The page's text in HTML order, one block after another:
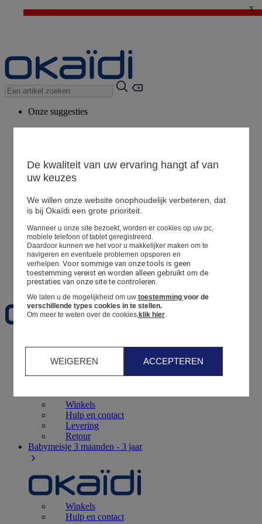
⚡LAST DAYS : Alles aan -50%* vanaf 2 aangekochte artikelen>
x
Onze suggesties
Bekijk alle artikelen
Winkel
Mijn informatie
Een bestelling volgen
Mandje
Favorieten
Geboorte0 - 12 maanden
Winkels
Hulp en contact
Levering
Retour
Babymeisje 3 maanden - 3 jaar
Winkels
Hulp en contact
De kwaliteit van uw ervaring hangt af van
uw keuzes
We willen onze website onophoudelijk verbeteren, dat
is bij Okaïdi een grote prioriteit.
Wanneer u onze site bezoekt, worden er cookies op uw pc,
mobiele telefoon of tablet geregistreerd.
Daardoor kunnen we het voor u makkelijker maken om te
navigeren en eventuele problemen opsporen en
verhelpen. Voor sommige van onze tools is geen
toestemming vereist en worden alleen gebruikt om de
prestaties van onze site te controleren.
We laten u de mogelijkheid om uw toestemming voor de
verschillende types cookies in te stellen.
Om meer te weten over de cookies,klik hier.
WEIGEREN ACCEPTEREN